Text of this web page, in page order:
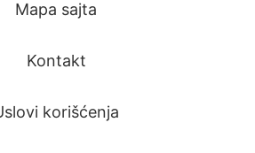
Mapa sajta
Kontakt
korišćenja